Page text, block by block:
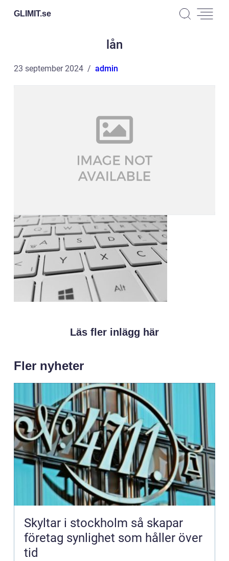
GLIMIT.se
lån
23 september 2024 admin
Läs fler inlägg här
Fler nyheter
Skyltar i stockholm så skapar
företag synlighet som håller över
tid